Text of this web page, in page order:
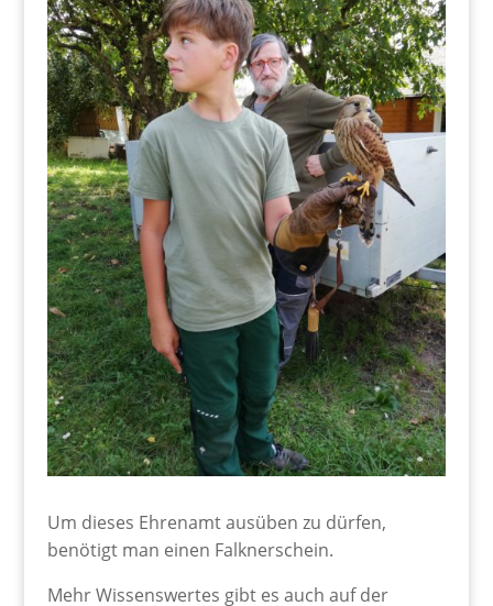
Um dieses Ehrenamt ausüben zu dürfen,
benötigt man einen Falknerschein.
Mehr Wissenswertes gibt es auch auf der